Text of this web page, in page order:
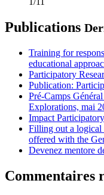
Publications
Training for
educational
Participatory
Publication:
Pré-Camps
Explorations, mai
Impact
Filling out a logical
offered with the
Devenez mentore
Commentaires